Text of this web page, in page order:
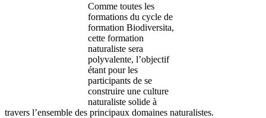
Comme toutes les
formations du cycle de
formation Biodiversita,
cette formation
naturaliste sera
polyvalente, l’objectif
étant pour les
participants de se
construire une culture
naturaliste solide à
travers l’ensemble des principaux domaines naturalistes.